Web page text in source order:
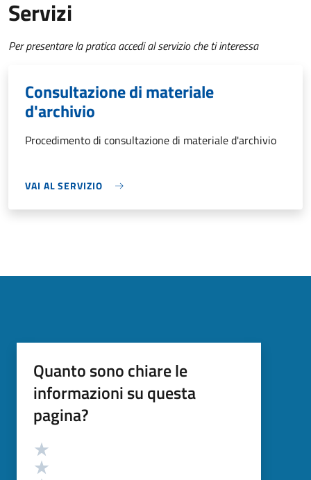
Servizi
Per presentare la pratica accedi al servizio che ti interessa
Consultazione di materiale
d'archivio
Procedimento di consultazione di materiale d'archivio
VAI AL SERVIZIO
Quanto sono chiare le
informazioni su questa
pagina?
Valutazione